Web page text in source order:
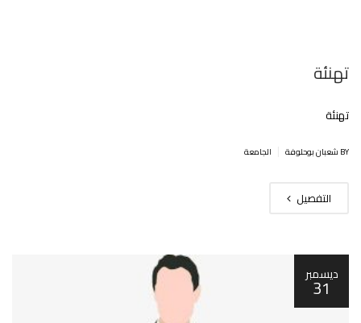
تهنئة
تهنئة
BY شعبان بوحلوفة الجامعة
التفصيل
ديسمبر
31